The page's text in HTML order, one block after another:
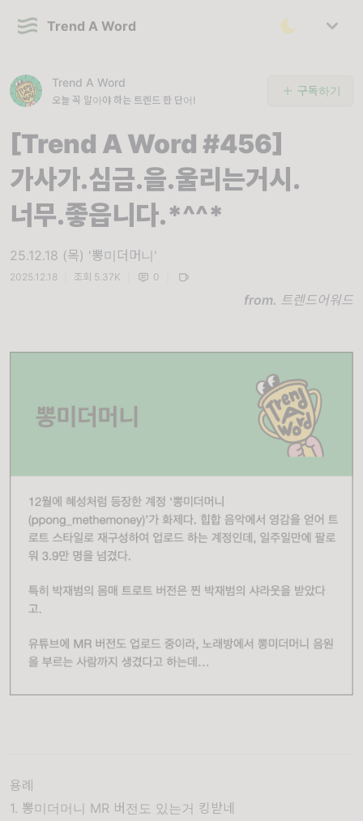
Trend A Word
Trend A Word
오늘 꼭 알아야 하는 트렌드 한 단어!
구독하기
[Trend A Word #456]
가사가.심금.을.울리는거시.
너무.좋읍니다.*^^*
25.12.18 (목) '뽕미더머니'
2025.12.18 조회 5.37K 0
from. 트렌드어워드
용례
1. 뽕미더머니 MR 버전도 있는거 킹받네